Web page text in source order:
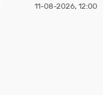
11-08-2026, 12:00